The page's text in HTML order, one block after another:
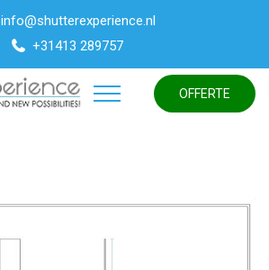
info@shutterexperience.nl
+31413 289757
OFFERTE